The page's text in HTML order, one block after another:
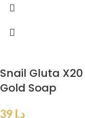
Snail Gluta
Gold Soap
د.إ